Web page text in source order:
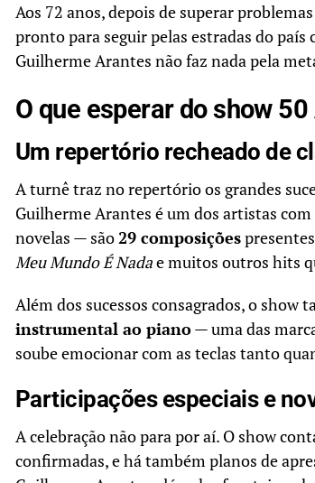
Aos 72 anos, depois de superar
pronto para seguir pelas estradas do país
Guilherme Arantes não faz nada pela
O que esperar do show
Um repertório recheado de
A turnê traz no repertório os grandes
Guilherme Arantes é um dos artistas
novelas — são29 composições
Meu Mundo É Nadae muitos outros hits
Além dos sucessos consagrados, o show
instrumental ao piano— uma das
soube emocionar com as teclas tanto
Participações especiais e
A celebração não para por aí. O show
confirmadas, e há também planos de